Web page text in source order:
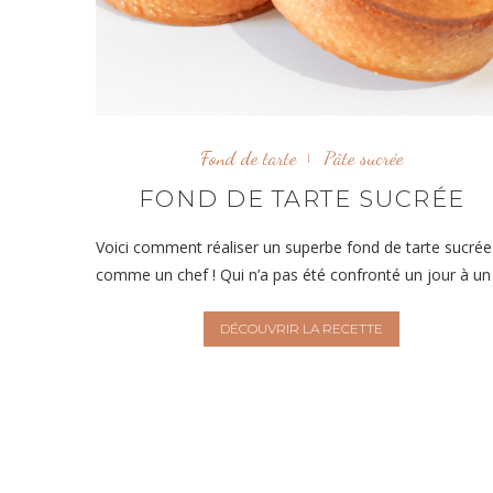
Fond de tarte Pâte sucrée
FOND DE TARTE SUCRÉE
Voici comment réaliser un superbe fond de tarte sucrée
comme un chef ! Qui n’a pas été confronté un jour à
DÉCOUVRIR LA RECETTE